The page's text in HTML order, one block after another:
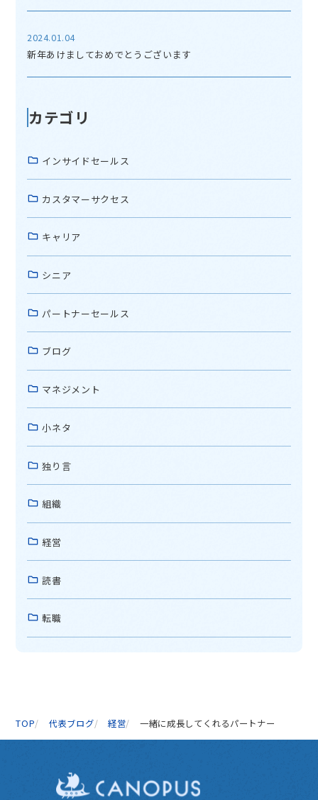
2024.01.04
新年あけましておめでとうございます
カテゴリ
インサイドセールス
カスタマーサクセス
キャリア
シニア
パートナーセールス
ブログ
マネジメント
小ネタ
独り言
組織
経営
読書
転職
TOP 代表ブログ 経営 一緒に成長してくれるパートナー